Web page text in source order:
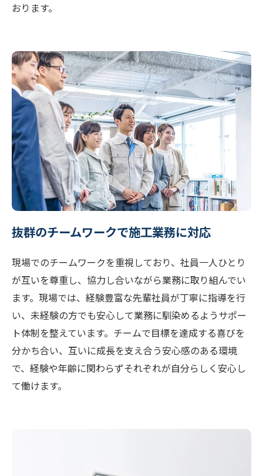
おります。
抜群のチームワークで施工業務に対応
現場でのチームワークを重視しており、社員一人ひとり
が互いを尊重し、協力し合いながら業務に取り組んでい
ます。現場では、経験豊富な先輩社員が丁寧に指導を行
い、未経験の方でも安心して業務に馴染めるようサポー
ト体制を整えています。チームで目標を達成する喜びを
分かち合い、互いに成長を支え合う安心感のある環境
で、経験や年齢に関わらずそれぞれが自分らしく安心し
て働けます。